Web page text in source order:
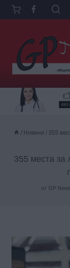
Към
съдържанието
/ Новини / 355
355 места за
от GP News